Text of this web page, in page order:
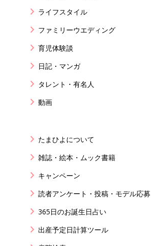
ライフスタイル
ファミリーウエディング
育児体験談
日記・マンガ
タレント・有名人
動画
たまひよについて
雑誌・絵本・ムック書籍
キャンペーン
読者アンケート・投稿・モデル応募
365日のお誕生日占い
出産予定日計算ツール